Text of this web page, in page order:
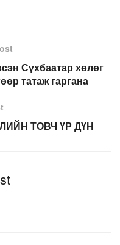
Сүхбаатар хөлөг
татаж гаргана
ТОВЧ ҮР ДҮН